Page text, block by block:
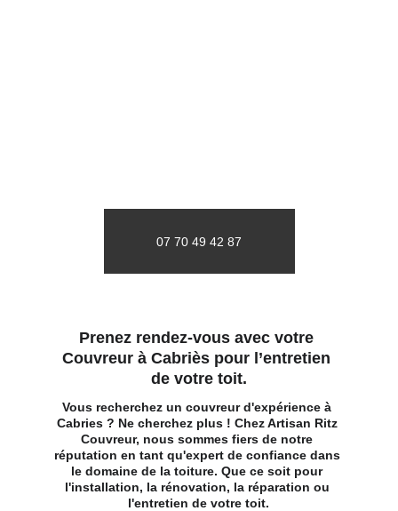
07 70 49 42 87
Prenez rendez-vous avec votre
Couvreur à Cabriès pour l’entretien
de votre toit.
Vous recherchez un couvreur d'expérience à
Cabries ? Ne cherchez plus ! Chez Artisan Ritz
Couvreur, nous sommes fiers de notre
réputation en tant qu'expert de confiance dans
le domaine de la toiture. Que ce soit pour
l'installation, la rénovation, la réparation ou
l'entretien de votre toit.